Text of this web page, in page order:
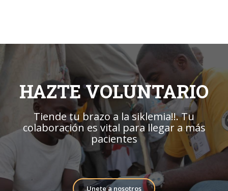
HAZTE VOLUNTARIO
Tiende tu brazo a la siklemia!!. Tu
colaboración es vital para llegar a más
pacientes
Unete a nosotros